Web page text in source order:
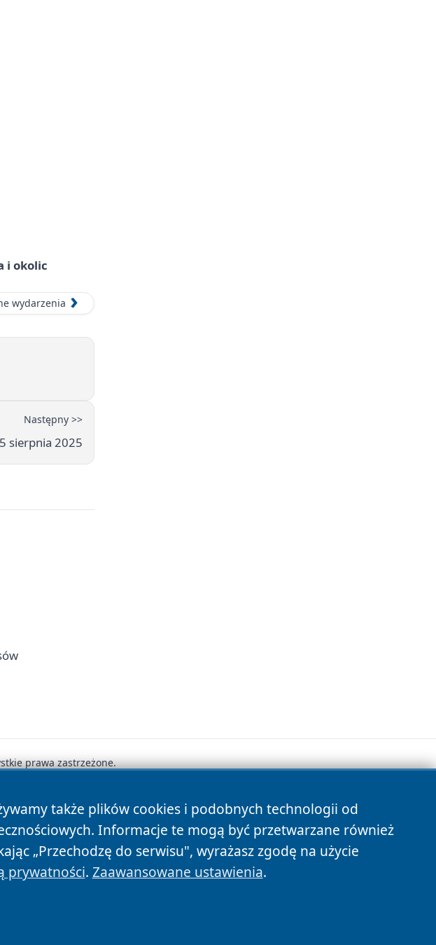
i okolic
wydarzenia
Następny >>
sierpnia 2025
także plików cookies i podobnych technologii od
Informacje te mogą być przetwarzane również
„Przechodzę do serwisu", wyrażasz zgodę na użycie
prywatności. Zaawansowane ustawienia.
prawa zastrzeżone.
Polityka Cookies